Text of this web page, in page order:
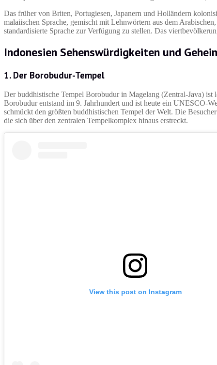
Das früher von Briten, Portugiesen, Japanern und Holländern
malaiischen Sprache, gemischt mit Lehnwörtern aus dem
standardisierte Sprache zur Verfügung zu stellen. Das
Indonesien Sehenswürdigkeiten und
1. Der Borobudur-Tempel
Der buddhistische Tempel Borobudur in Magelang (Zentral-Java) ist
Borobudur entstand im 9. Jahrhundert und ist heute ein UNESCO-
schmückt den größten buddhistischen Tempel der Welt. Die
die sich über den zentralen Tempelkomplex hinaus erstreckt.
View this post on Instagram